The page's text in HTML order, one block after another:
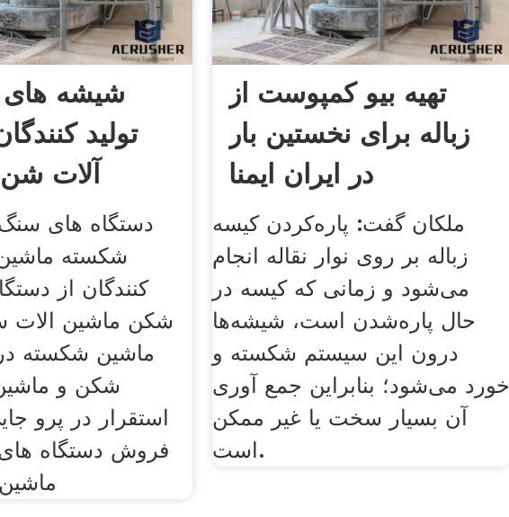
شیشه
تولید
آلات
دستگاه های
شکسته ماشین
کنندگان از
شکن ماشین
ماشین شکسته
شکن و
استقرار در پرو
فروش دستگاه
تهیه بیو کمپوست از
زباله برای نخستین بار
در ایران ایمنا
ملکان گفت: پاره‌کردن کیسه
زباله بر روی نوار نقاله انجام
می‌شود و زمانی که کیسه در
حال پاره‌شدن است، شیشه‌ها
درون این سیستم شکسته و
خورد می‌شود؛ بنابراین جمع آوری
آن بسیار سخت یا غیر ممکن
است.